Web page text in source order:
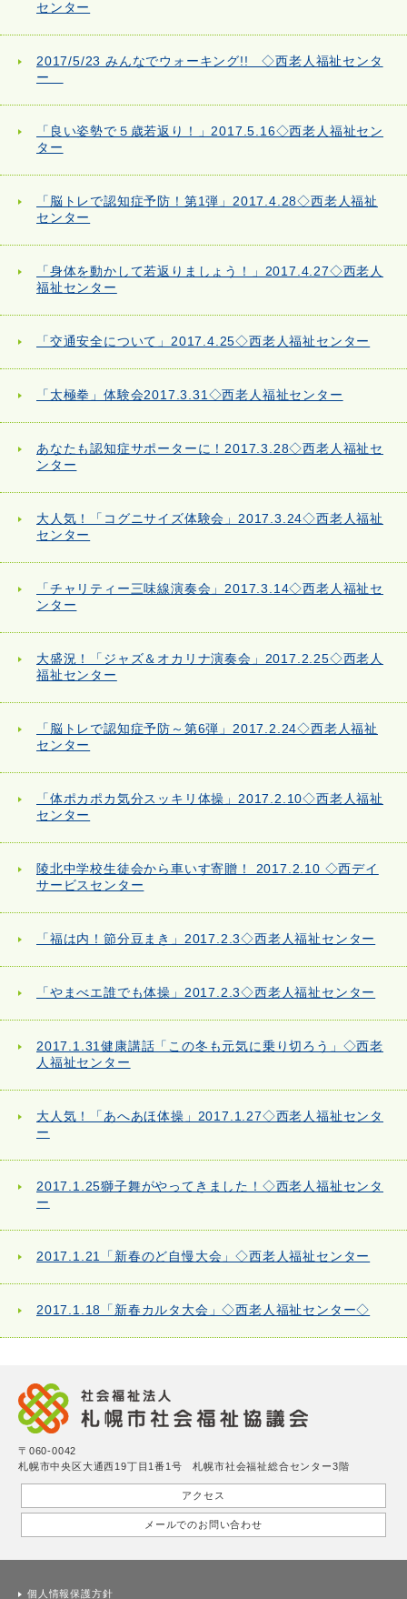
センター
2017/5/23 みんなでウォーキング!! ◇西老人福祉センタ
ー
「良い姿勢で５歳若返り！」2017.5.16◇西老人福祉セン
ター
「脳トレで認知症予防！第1弾」2017.4.28◇西老人福祉
センター
「身体を動かして若返りましょう！」2017.4.27◇西老人
福祉センター
「交通安全について」2017.4.25◇西老人福祉センター
「太極拳」体験会2017.3.31◇西老人福祉センター
あなたも認知症サポーターに！2017.3.28◇西老人福祉セ
ンター
大人気！「コグニサイズ体験会」2017.3.24◇西老人福祉
センター
「チャリティー三味線演奏会」2017.3.14◇西老人福祉セ
ンター
大盛況！「ジャズ＆オカリナ演奏会」2017.2.25◇西老人
福祉センター
「脳トレで認知症予防～第6弾」2017.2.24◇西老人福祉
センター
「体ポカポカ気分スッキリ体操」2017.2.10◇西老人福祉
センター
陵北中学校生徒会から車いす寄贈！ 2017.2.10 ◇西デイ
サービスセンター
「福は内！節分豆まき」2017.2.3◇西老人福祉センター
「やまべエ誰でも体操」2017.2.3◇西老人福祉センター
2017.1.31健康講話「この冬も元気に乗り切ろう」◇西老
人福祉センター
大人気！「あへあほ体操」2017.1.27◇西老人福祉センタ
ー
2017.1.25獅子舞がやってきました！◇西老人福祉センタ
ー
2017.1.21「新春のど自慢大会」◇西老人福祉センター
2017.1.18「新春カルタ大会」◇西老人福祉センター◇
〒060-0042
札幌市中央区大通西19丁目1番1号 札幌市社会福祉総合センター3階
アクセス
メールでのお問い合わせ
個人情報保護方針